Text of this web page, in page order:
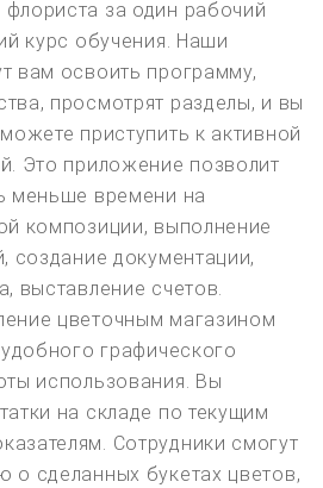
за один рабочий
курс обучения. Наши
вам освоить программу,
просмотрят разделы, и вы
приступить к активной
Это приложение позволит
меньше времени на
композиции, выполнение
создание документации,
выставление счетов.
цветочным магазином
графического
использования. Вы
на складе по текущим
Сотрудники смогут
о сделанных букетах цветов,